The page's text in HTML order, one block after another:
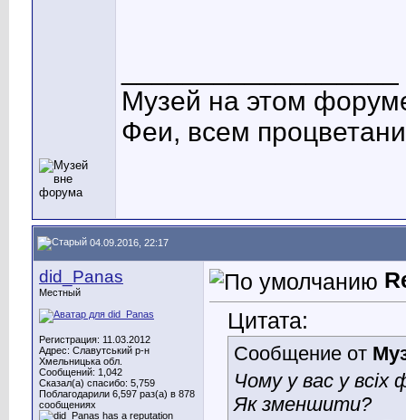
Музей на этом
Феи, всем
04.09.2016, 22:17
did_Panas
Местный
Регистрация: 11.03.2012
Адрес: Славутський р-н
Хмельницька обл.
Сообщений: 1,042
Сказал(а) спасибо: 5,759
Поблагодарили 6,597 раз(а) в 878
сообщениях
Цитата:
Сообщение от
Чому у вас у всіх
Як зменшити?